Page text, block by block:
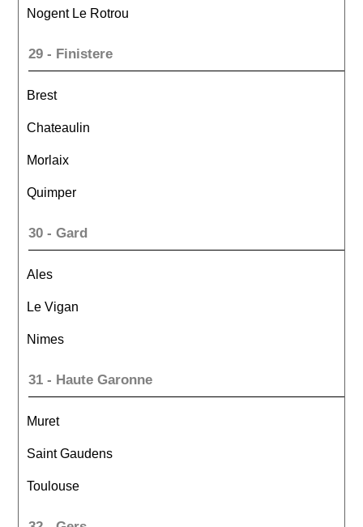
Nogent Le Rotrou
29 - Finistere
Brest
Chateaulin
Morlaix
Quimper
30 - Gard
Ales
Le Vigan
Nimes
31 - Haute Garonne
Muret
Saint Gaudens
Toulouse